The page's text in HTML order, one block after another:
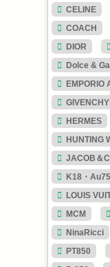
CELINE
COACH
DIOR
Dolce &
EMPORIO
GIVENCHY
HERMES
HUNTING
JACOB＆
K18・
LOUIS
MCM
NinaRicci
PT850